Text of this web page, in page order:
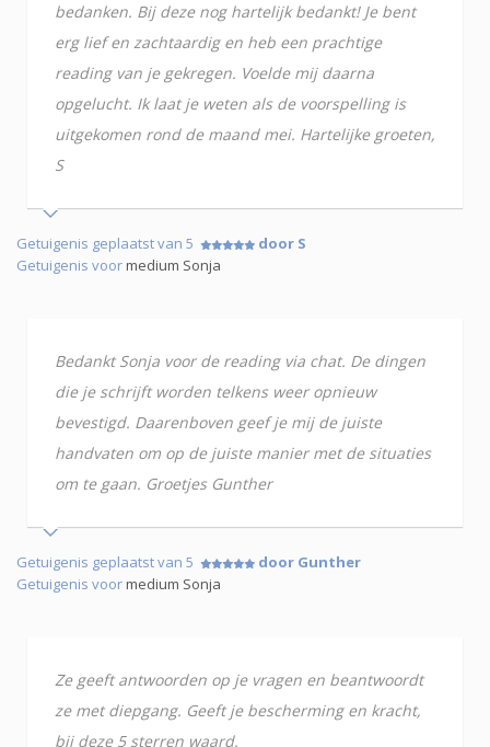
bedanken. Bij deze nog hartelijk bedankt! Je bent
erg lief en zachtaardig en heb een prachtige
reading van je gekregen. Voelde mij daarna
opgelucht. Ik laat je weten als de voorspelling is
uitgekomen rond de maand mei. Hartelijke groeten,
S
Getuigenis geplaatst van 5
door S
Getuigenis voormedium Sonja
Bedankt Sonja voor de reading via chat. De dingen
die je schrijft worden telkens weer opnieuw
bevestigd. Daarenboven geef je mij de juiste
handvaten om op de juiste manier met de situaties
om te gaan. Groetjes Gunther
Getuigenis geplaatst van 5
door Gunther
Getuigenis voormedium Sonja
Ze geeft antwoorden op je vragen en beantwoordt
ze met diepgang. Geeft je bescherming en kracht,
bij deze 5 sterren waard.